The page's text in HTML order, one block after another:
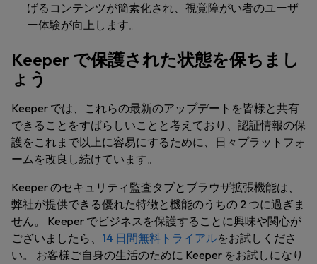
げるコンテンツが簡素化され、視覚障がい者のユーザ
ー体験が向上します。
Keeper で保護された状態を保ちまし
ょう
Keeper では、これらの最新のアップデートを皆様と共有
できることをすばらしいことと考えており、認証情報の保
護をこれまで以上に容易にするために、日々プラットフォ
ームを改良し続けています。
Keeper のセキュリティ監査タブとブラウザ拡張機能は、
弊社が提供できる優れた特徴と機能のうちの 2 つに過ぎま
せん。 Keeper でビジネスを保護することに興味や関心が
ございましたら、 14 日間無料トライアルをお試しくださ
い。 お客様ご自身の生活のために Keeper をお試しになり